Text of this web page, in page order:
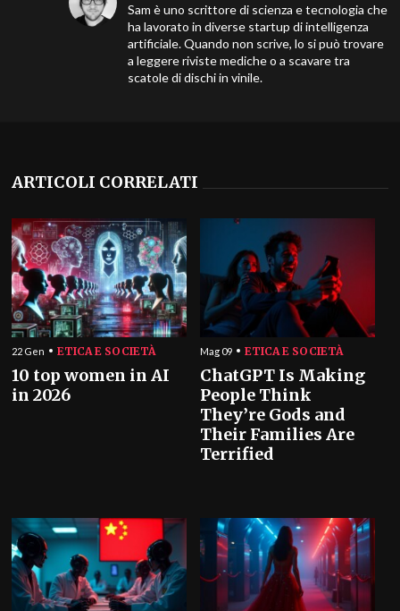
Sam è uno scrittore di scienza e tecnologia che
ha lavorato in diverse startup di intelligenza
artificiale. Quando non scrive, lo si può trovare
a leggere riviste mediche o a scavare tra
scatole di dischi in vinile.
ARTICOLI CORRELATI
22 Gen ETICA E SOCIETÀ
10 top women in AI
in 2026
Mag 09 ETICA E SOCIETÀ
ChatGPT Is Making
People Think
They’re Gods and
Their Families Are
Terrified